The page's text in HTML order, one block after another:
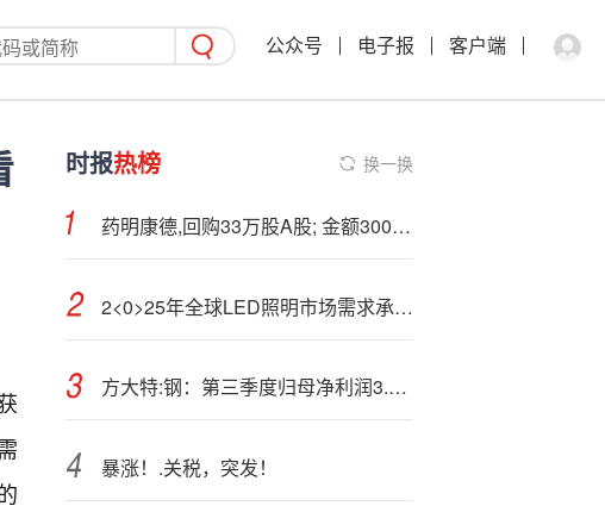
公众号 电子报 客户端
时报热榜 换一换
药明康德,回购33万股A股; 金额3000万元
2<0>25年全球LED照明市场需求承压，哪些技术突破正在点燃订单热度？
方大特:钢：第三季度归母净利润3.84亿元 同比增长1368.10%
暴涨！.关税，突发！